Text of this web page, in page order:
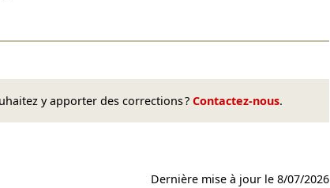
y apporter des corrections ? Contactez-nous.
Dernière mise à jour le8/07/2026